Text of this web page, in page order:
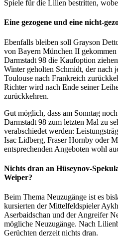
Spiele für die Lilien bestritten,
Eine gezogene und eine nicht-
Ebenfalls bleiben soll Grayson
von Bayern München II
Darmstadt 98 die Kaufoption
Winter geholten Schmidt, der nach
Toulouse nach Frankreich
Richter wird nach Ende seiner
zurückkehren.
Gut möglich, dass am Sonntag
Darmstadt 98 zum letzten Mal zu
verabschiedet werden:
Isac Lidberg, Fraser Hornby oder
entsprechenden Angeboten wohl
Nichts dran an Hüseynov-
Weiper?
Beim Thema Neuzugänge ist es
kursierten der Mittelfeldspieler
Aserbaidschan und der Angreifer
mögliche Neuzugänge. Nach
Gerüchten derzeit nichts dran.